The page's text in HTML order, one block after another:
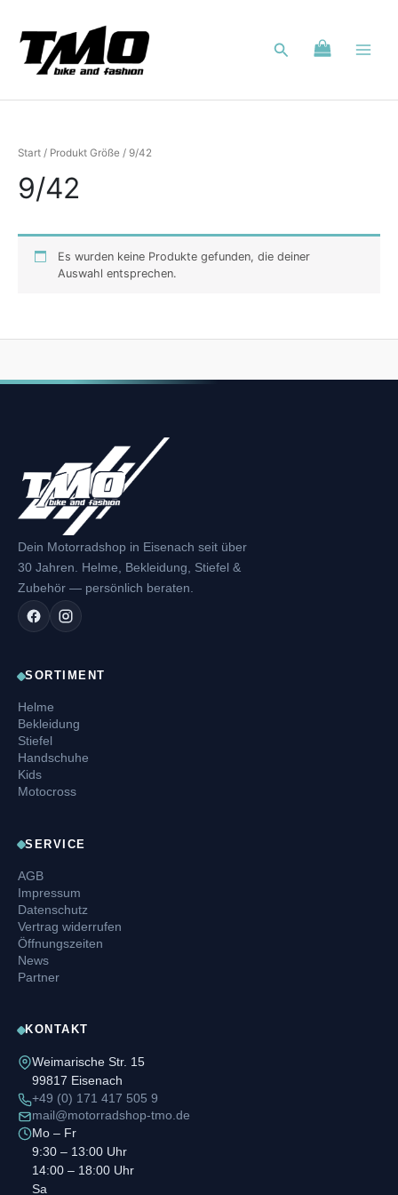
springen
Suchen
Start / Produkt Größe / 9/42
9/42
Es wurden keine Produkte gefunden, die deiner
Auswahl entsprechen.
Dein Motorradshop in Eisenach seit über
30 Jahren. Helme, Bekleidung, Stiefel &
Zubehör — persönlich beraten.
SORTIMENT
Helme
Bekleidung
Stiefel
Handschuhe
Kids
Motocross
SERVICE
AGB
Impressum
Datenschutz
Vertrag widerrufen
Öffnungszeiten
News
Partner
KONTAKT
Weimarische Str. 15
99817 Eisenach
+49 (0) 171 417 505 9
mail@motorradshop-tmo.de
Mo – Fr
9:30 – 13:00 Uhr
14:00 – 18:00 Uhr
Sa